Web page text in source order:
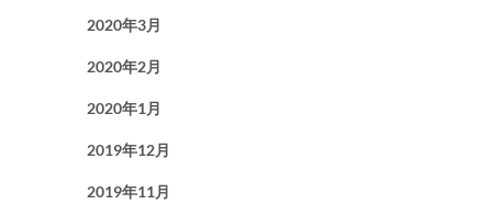
2020年3月
2020年2月
2020年1月
2019年12月
2019年11月